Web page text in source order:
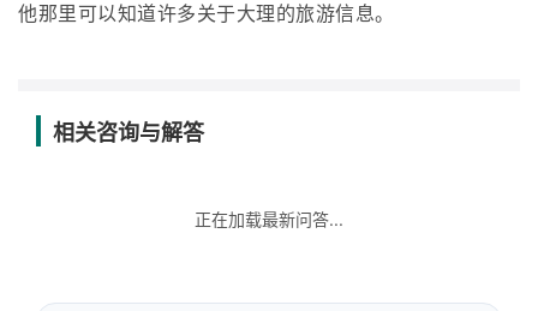
他那里可以知道许多关于大理的旅游信息。
相关咨询与解答
正在加载最新问答...